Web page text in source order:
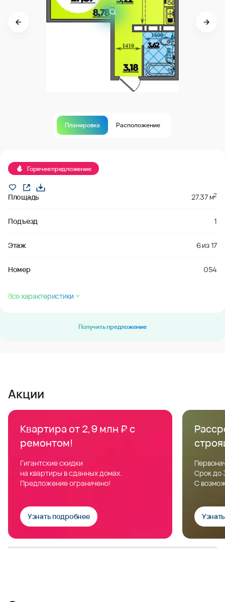
Планировка Расположение
Горячее предложение
Площадь 27.37 м2
Подъезд 1
Этаж 6из17
Номер 054
Все характеристики
Получить предложение
Акции
Квартира от 2,9 млн ₽ с
ремонтом!
Гигантские скидки
на квартиры в сданных домах.
Предложение ограничено!
Узнать подробнее
Срок до
С